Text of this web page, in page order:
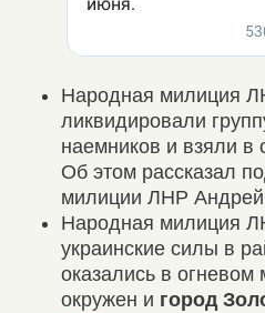
Народная милиция
ликвидировали
наемников и взяли в
Об этом рассказал
милиции ЛНР
Народная милиция
украинские силы в
оказались в огневом
окружен и город